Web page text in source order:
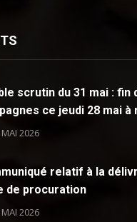
scrutin du 31 mai : fin
ce jeudi 28 mai à
2026
relatif à la
de procuration
2026